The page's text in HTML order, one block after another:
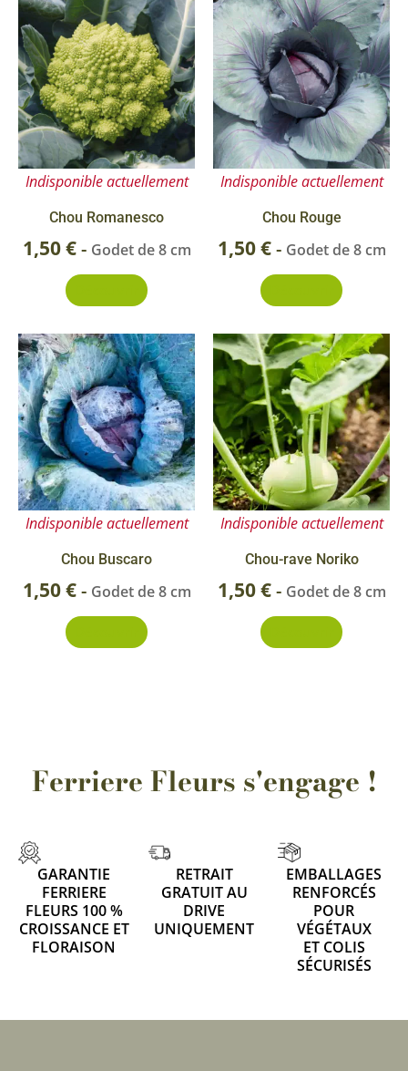
Indisponible actuellement
Chou Romanesco
1,50€- Godet de 8 cm
Indisponible actuellement
Chou Rouge
1,50€- Godet de 8 cm
Indisponible actuellement
Chou Buscaro
1,50€- Godet de 8 cm
Indisponible actuellement
Chou-rave Noriko
1,50€- Godet de 8 cm
Ferriere Fleurs s'engage !
GARANTIE
FERRIERE
FLEURS 100 %
CROISSANCE ET
FLORAISON
RETRAIT
GRATUIT AU
DRIVE
UNIQUEMENT
EMBALLAGES
RENFORCÉS
POUR
VÉGÉTAUX
ET COLIS
SÉCURISÉS